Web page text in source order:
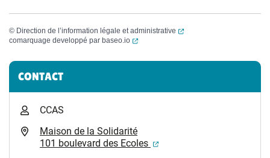
© Direction de l’information légale et administrative
(ouverture dans un
comarquage developpé par baseo.io (ouverture dans un nouvel onglet)
Informations complémentaires
CONTACT
CCAS
Maison de la Solidarité
101 boulevard des Ecoles
(ouverture dans un